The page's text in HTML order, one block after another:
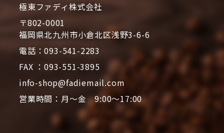
極東ファディ株式会社
〒802-0001
福岡県北九州市小倉北区浅野3-6-6
電話：093-541-2283
FAX ：093-551-3895
info-shop@fadiemail.com
営業時間：月～金 9:00～17:00